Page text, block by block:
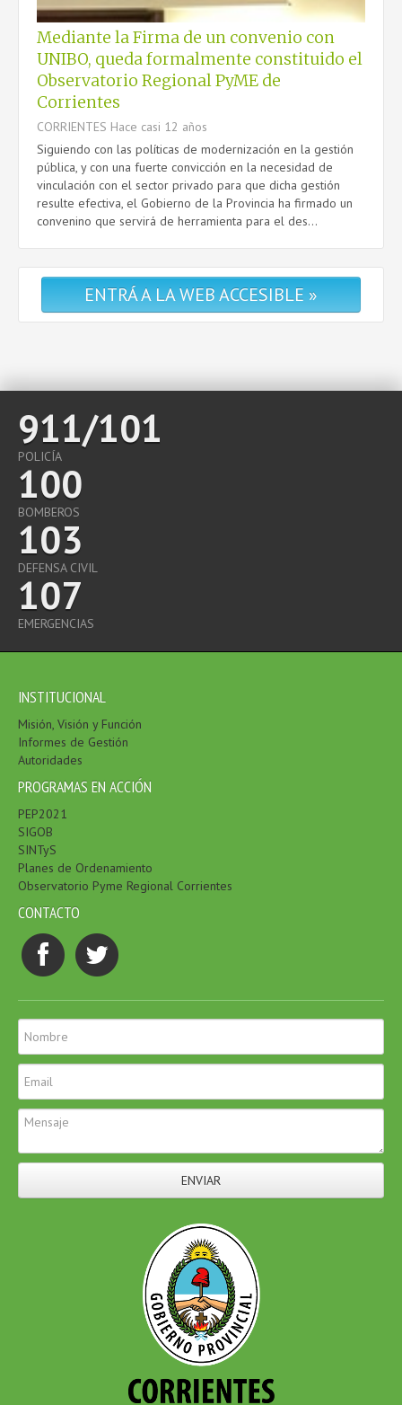
Mediante la Firma de un convenio con
UNIBO, queda formalmente constituido el
Observatorio Regional PyME de
Corrientes
CORRIENTES Hace casi 12 años
Siguiendo con las políticas de modernización en la gestión
pública, y con una fuerte convicción en la necesidad de
vinculación con el sector privado para que dicha gestión
resulte efectiva, el Gobierno de la Provincia ha firmado un
convenino que servirá de herramienta para el des...
ENTRÁ A LA WEB ACCESIBLE »
911/101
POLICÍA
100
BOMBEROS
103
DEFENSA CIVIL
107
EMERGENCIAS
INSTITUCIONAL
Misión, Visión y Función
Informes de Gestión
Autoridades
PROGRAMAS EN ACCIÓN
PEP2021
SIGOB
SINTyS
Planes de Ordenamiento
Observatorio Pyme Regional Corrientes
CONTACTO
ENVIAR